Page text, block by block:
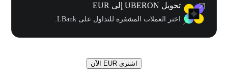
تحويل UBERON إلى EUR
اختر العملات المشفرة للتداول على LBank.
اشتري EUR الآن